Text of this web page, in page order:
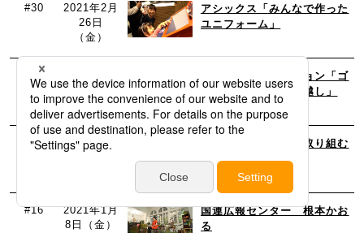
#30
2021年2月
26日
（金）
アシックス「みんなで作った
ユニフォーム」
#23
4日（木）
アートコーポレーション「ゴ
ミを出さないお引っ越し」
#22
2021年1月
大川印刷「みんなで取り組む
環境印刷」
#16
2021年1月
8日（金）
国連広報センター 根本かお
る